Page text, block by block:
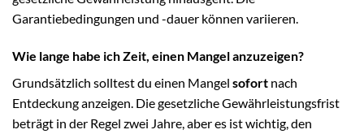
Garantiebedingungen und -dauer können variieren.
Wie lange habe ich Zeit, einen Mangel anzuzeigen?
Grundsätzlich solltest du einen Mangel sofort nach
Entdeckung anzeigen. Die gesetzliche Gewährleistungsfrist
beträgt in der Regel zwei Jahre, aber es ist wichtig, den